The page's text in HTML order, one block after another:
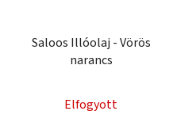
Saloos Illóolaj - Vörös
narancs
Elfogyott